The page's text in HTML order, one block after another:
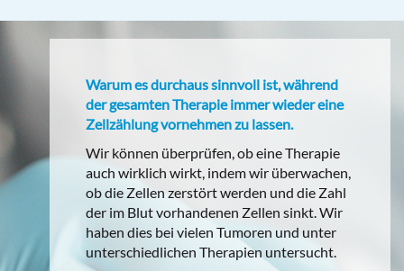
Warum es durchaus sinnvoll ist, während
der gesamten Therapie immer wieder eine
Zellzählung vornehmen zu lassen.
Wir können überprüfen, ob eine Therapie
auch wirklich wirkt, indem wir überwachen,
ob die Zellen zerstört werden und die Zahl
der im Blut vorhandenen Zellen sinkt. Wir
haben dies bei vielen Tumoren und unter
unterschiedlichen Therapien untersucht.